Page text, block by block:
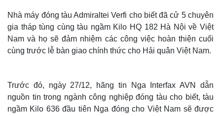
Nhà máy đóng tàu Admiraltei Verfi cho biết đã cử 5 chuyên
gia tháp tùng cùng tàu ngầm Kilo HQ 182 Hà Nội về Việt
Nam và họ sẽ đảm nhiệm các công việc hoàn thiện cuối
cùng trước lễ bàn giao chính thức cho Hải quân Việt Nam.
Trước đó, ngày 27/12, hãng tin Nga Interfax AVN dẫn
nguồn tin trong ngành công nghiệp đóng tàu cho biết, tàu
ngầm Kilo 636 đầu tiên Nga đóng cho Việt Nam sẽ được